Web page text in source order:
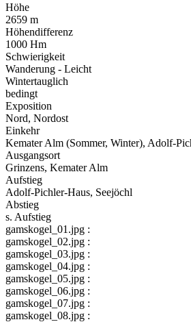
Höhe
2659 m
Höhendifferenz
1000 Hm
Schwierigkeit
Wanderung - Leicht
Wintertauglich
bedingt
Exposition
Nord, Nordost
Einkehr
Kemater Alm (Sommer, Winter), Adolf-
Ausgangsort
Grinzens, Kemater Alm
Aufstieg
Adolf-Pichler-Haus, Seejöchl
Abstieg
s. Aufstieg
gamskogel_01.jpg :
gamskogel_02.jpg :
gamskogel_03.jpg :
gamskogel_04.jpg :
gamskogel_05.jpg :
gamskogel_06.jpg :
gamskogel_07.jpg :
gamskogel_08.jpg :